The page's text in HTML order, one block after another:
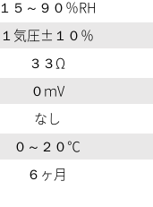
１５～９０％RH
１気圧±１０％
３３Ω
０ｍV
なし
０～２０℃
６ヶ月